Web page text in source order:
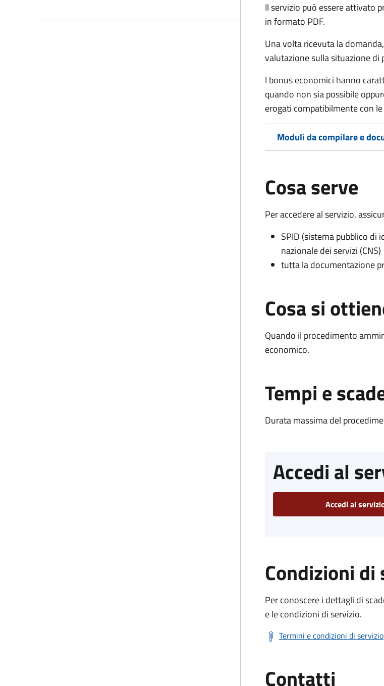
Il servizio può essere attivato
in formato PDF.
Una volta ricevuta la
valutazione sulla situazione di
I bonus economici hanno
quando non sia possibile
erogati compatibilmente con
Moduli da compilare e
Cosa serve
Per accedere al servizio,
SPID (sistema pubblico di
nazionale dei servizi (CNS)
tutta la documentazione
Cosa si
Quando il procedimento
economico.
Tempi e
Durata massima del
Accedi al
Accedi al
Condizioni di
Per conoscere i dettagli di
e le condizioni di servizio.
Termini e condizioni di servizio
Contatti